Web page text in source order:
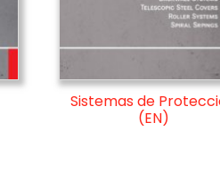
Sistemas de
(EN)